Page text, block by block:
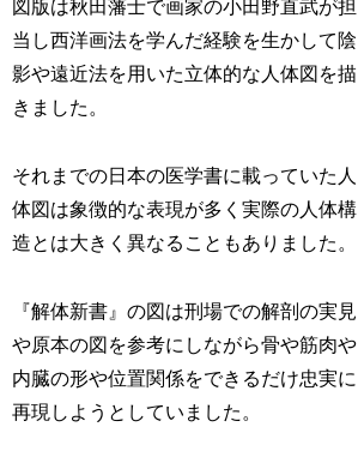
図版は秋田藩士で画家の小田野直武が担
当し西洋画法を学んだ経験を生かして陰
影や遠近法を用いた立体的な人体図を描
きました。
それまでの日本の医学書に載っていた人
体図は象徴的な表現が多く実際の人体構
造とは大きく異なることもありました。
『解体新書』の図は刑場での解剖の実見
や原本の図を参考にしながら骨や筋肉や
内臓の形や位置関係をできるだけ忠実に
再現しようとしていました。